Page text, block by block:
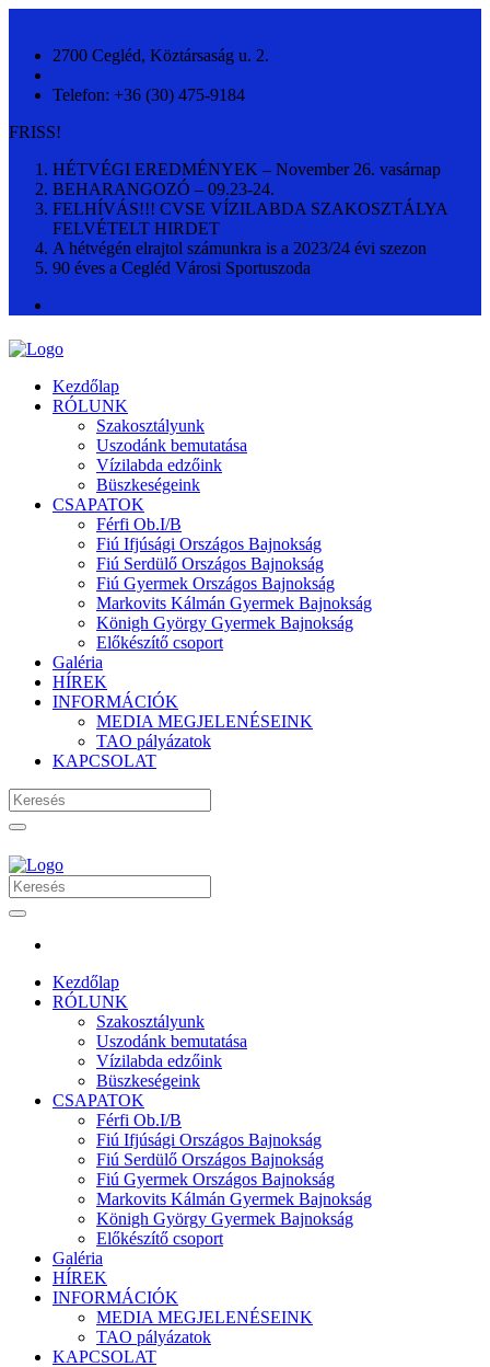
2700 Cegléd, Köztársaság u. 2.
Telefon: +36 (30) 475-9184
FRISS!
HÉTVÉGI EREDMÉNYEK – November 26. vasárnap
BEHARANGOZÓ – 09.23-24.
FELHÍVÁS!!! CVSE VÍZILABDA SZAKOSZTÁLYA
FELVÉTELT HIRDET
A hétvégén elrajtol számunkra is a 2023/24 évi szezon
90 éves a Cegléd Városi Sportuszoda
Kezdőlap
RÓLUNK
Szakosztályunk
Uszodánk bemutatása
Vízilabda edzőink
Büszkeségeink
CSAPATOK
Férfi Ob.I/B
Fiú Ifjúsági Országos Bajnokság
Fiú Serdülő Országos Bajnokság
Fiú Gyermek Országos Bajnokság
Markovits Kálmán Gyermek Bajnokság
Königh György Gyermek Bajnokság
Előkészítő csoport
Galéria
HÍREK
INFORMÁCIÓK
MEDIA MEGJELENÉSEINK
TAO pályázatok
KAPCSOLAT
Kezdőlap
RÓLUNK
Szakosztályunk
Uszodánk bemutatása
Vízilabda edzőink
Büszkeségeink
CSAPATOK
Férfi Ob.I/B
Fiú Ifjúsági Országos Bajnokság
Fiú Serdülő Országos Bajnokság
Fiú Gyermek Országos Bajnokság
Markovits Kálmán Gyermek Bajnokság
Königh György Gyermek Bajnokság
Előkészítő csoport
Galéria
HÍREK
INFORMÁCIÓK
MEDIA MEGJELENÉSEINK
TAO pályázatok
KAPCSOLAT